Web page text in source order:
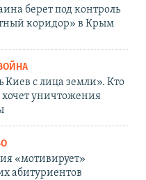
берет под контроль
коридор» в Крым
Киев с лица земли». Кто
уничтожения
«мотивирует»
абитуриентов